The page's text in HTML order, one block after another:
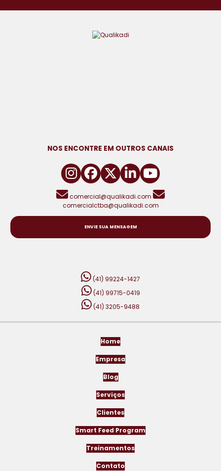
NOS ENCONTRE EM OUTROS CANAIS
comercial@qualikadi.com
comercialctba@qualikadi.com
ENVIE SUA MENSAGEM
(41) 99224-1427
(41) 99715-0419
(41) 3205-9488
Home
Empresa
Blog
Serviços
Clientes
Smart Feed Program
Treinamentos
Contato